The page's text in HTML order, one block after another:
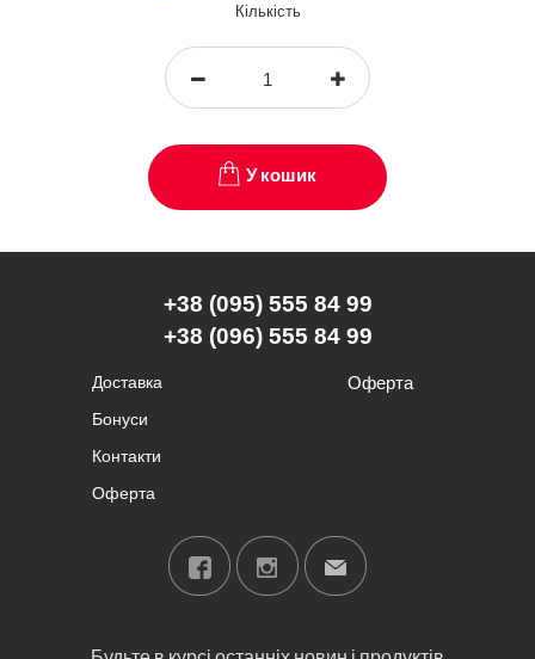
Кількість
У кошик
+38 (095) 555 84 99
+38 (096) 555 84 99
Доставка
Бонуси
Контакти
Оферта
Оферта